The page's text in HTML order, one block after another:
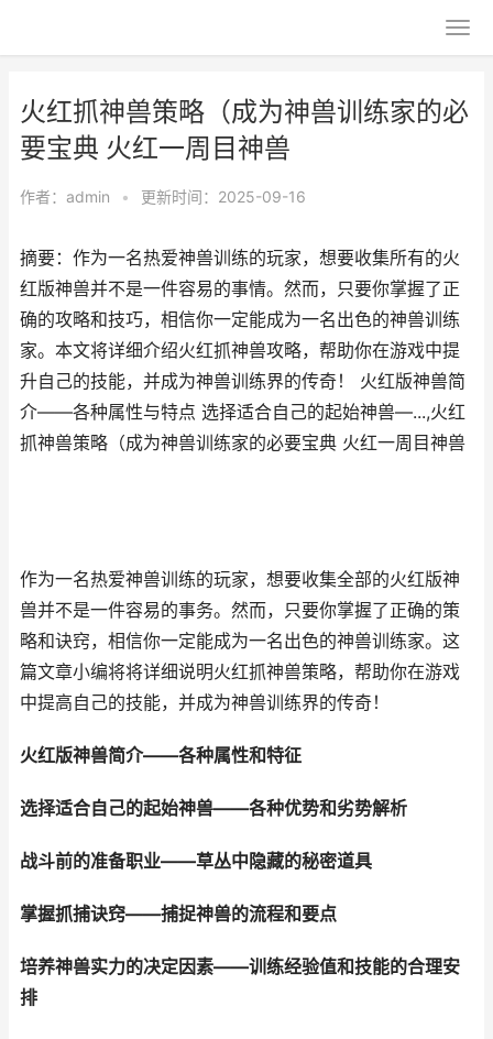
火红抓神兽策略（成为神兽训练家的必
要宝典 火红一周目神兽
作者： admin • 更新时间：2025-09-16
摘要：作为一名热爱神兽训练的玩家，想要收集所有的火
红版神兽并不是一件容易的事情。然而，只要你掌握了正
确的攻略和技巧，相信你一定能成为一名出色的神兽训练
家。本文将详细介绍火红抓神兽攻略，帮助你在游戏中提
升自己的技能，并成为神兽训练界的传奇！ 火红版神兽简
介——各种属性与特点 选择适合自己的起始神兽—...,火红
抓神兽策略（成为神兽训练家的必要宝典 火红一周目神兽
作为一名热爱神兽训练的玩家，想要收集全部的火红版神
兽并不是一件容易的事务。然而，只要你掌握了正确的策
略和诀窍，相信你一定能成为一名出色的神兽训练家。这
篇文章小编将将详细说明火红抓神兽策略，帮助你在游戏
中提高自己的技能，并成为神兽训练界的传奇！
火红版神兽简介——各种属性和特征
选择适合自己的起始神兽——各种优势和劣势解析
战斗前的准备职业——草丛中隐藏的秘密道具
掌握抓捕诀窍——捕捉神兽的流程和要点
培养神兽实力的决定因素——训练经验值和技能的合理安
排